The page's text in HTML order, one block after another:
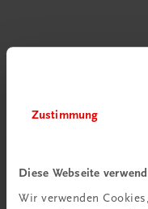
Zustimmung
Diese Webseite
Wir verwenden